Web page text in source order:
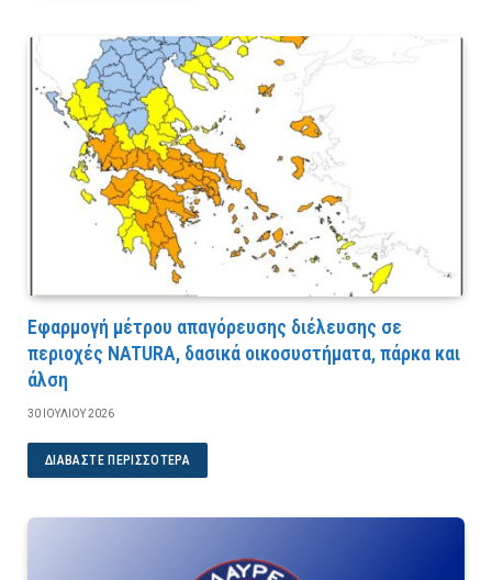
Εφαρμογή μέτρου απαγόρευσης διέλευσης σε
περιοχές NATURA, δασικά οικοσυστήματα, πάρκα και
άλση
30 ΙΟΥΛΊΟΥ 2026
ΔΙΑΒΆΣΤΕ ΠΕΡΙΣΣΌΤΕΡΑ